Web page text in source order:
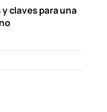
claves para una